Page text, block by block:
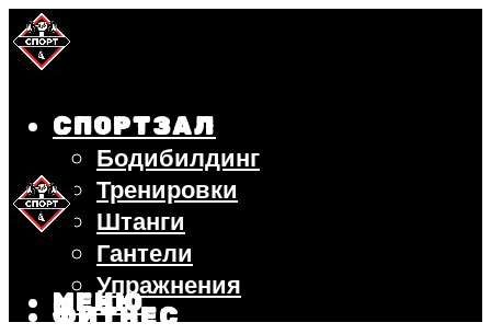
СПОРТЗАЛ
Бодибилдинг
Тренировки
Штанги
Гантели
Упражнения
ФИТНЕС
МЕНЮ